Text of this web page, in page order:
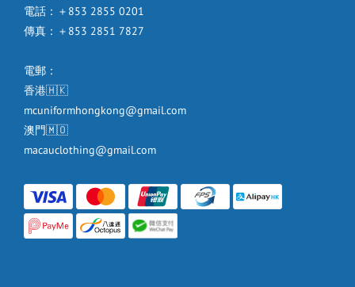
電話：＋853 2855 0201
傳真：＋853 2851 7827
電郵：
香港🇭🇰
mcuniformhongkong@gmail.com
澳門🇲🇴
macauclothing@gmail.com